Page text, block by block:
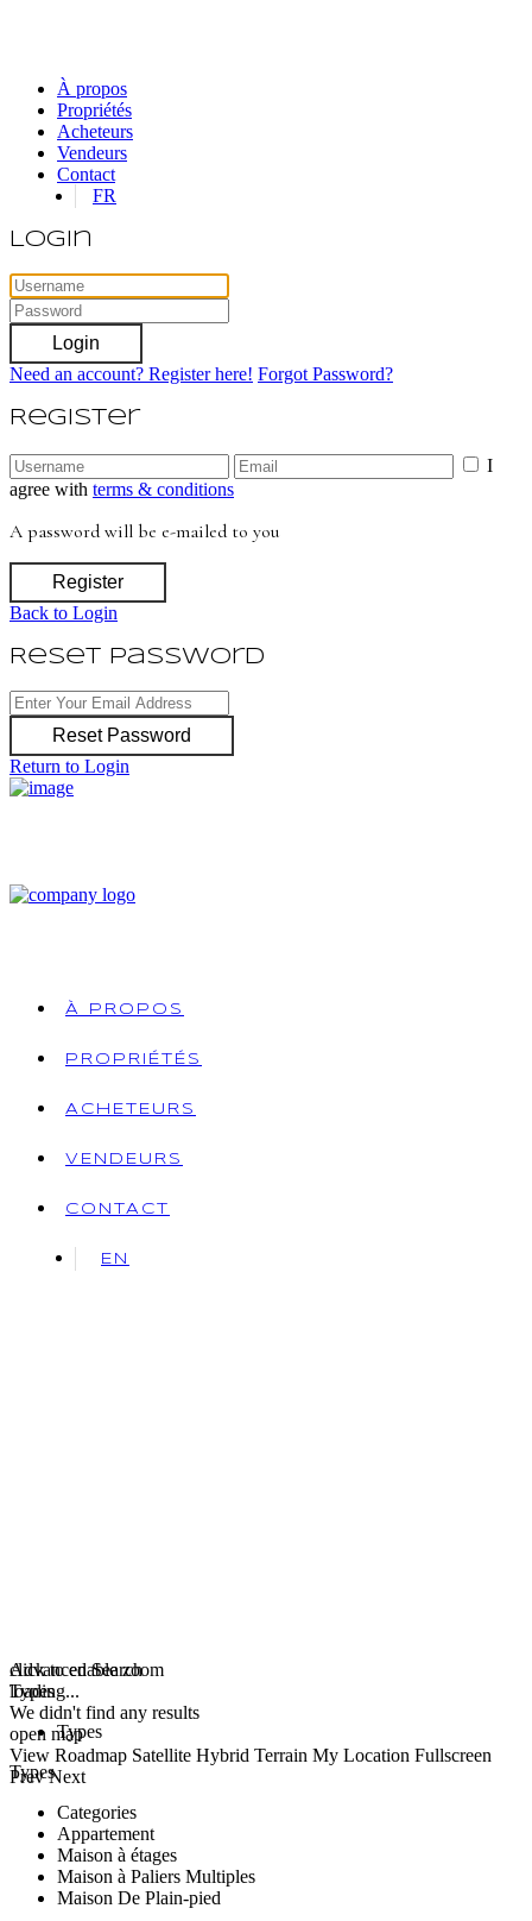
À propos
Propriétés
Acheteurs
Vendeurs
Contact
FR
Login
Login
Need an account? Register here! Forgot Password?
Register
I
agree with terms & conditions
A password will be e-mailed to you
Register
Back to Login
Reset Password
Reset Password
Return to Login
À PROPOS
PROPRIÉTÉS
ACHETEURS
VENDEURS
CONTACT
EN
click to enable zoom
loading...
We didn't find any results
open map
View Roadmap Satellite Hybrid Terrain My Location Fullscreen
Prev Next
Advanced Search
Types
Types
Types
Categories
Appartement
Maison à étages
Maison à Paliers Multiples
Maison De Plain-pied